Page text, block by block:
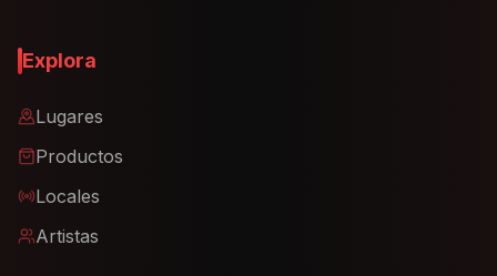
Explora
Lugares
Productos
Locales
Artistas